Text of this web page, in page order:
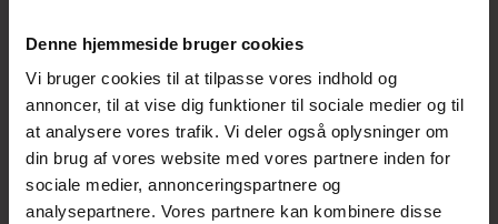
Denne hjemmeside bruger cookies
Vi bruger cookies til at tilpasse vores indhold og
annoncer, til at vise dig funktioner til sociale medier og til
at analysere vores trafik. Vi deler også oplysninger om
din brug af vores website med vores partnere inden for
sociale medier, annonceringspartnere og
analysepartnere. Vores partnere kan kombinere disse